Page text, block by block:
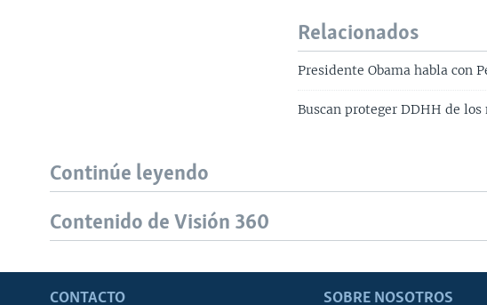
Relacionados
Presidente Obama habla con
Buscan proteger DDHH de
Continúe leyendo
Contenido de Visión 360
CONTACTO SOBRE NOSOTROS